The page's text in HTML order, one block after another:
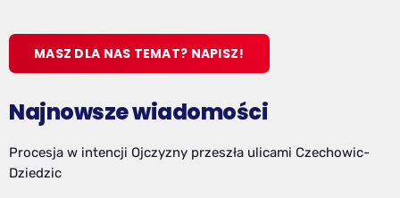
MASZ DLA NAS TEMAT? NAPISZ!
Najnowsze wiadomości
Procesja w intencji Ojczyzny przeszła ulicami Czechowic-
Dziedzic